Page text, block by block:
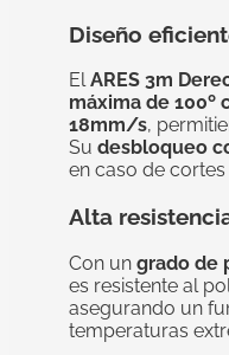
Diseño
ElARES 3m
máxima de 100º
18mm/s,
Su desbloqueo
en caso de cortes
Alta
Con un grado de
es resistente al
asegurando un
temperaturas